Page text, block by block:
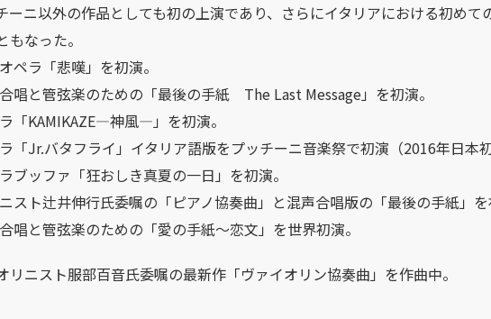
ーニ以外の作品としても初の上演であり、さらにイタリアにおける初めて
なった。
ペラ「悲嘆」を初演。
唱と管弦楽のための「最後の手紙 The Last Message」を初演。
「KAMIKAZE―神風―」を初演。
「Jr.バタフライ」イタリア語版をプッチーニ音楽祭で初演（2016年日本初
ブッファ「狂おしき真夏の一日」を初演。
スト辻井伸行氏委嘱の「ピアノ協奏曲」と混声合唱版の「最後の手紙」を
唱と管弦楽のための「愛の手紙～恋文」を世界初演。
リニスト服部百音氏委嘱の最新作「ヴァイオリン協奏曲」を作曲中。